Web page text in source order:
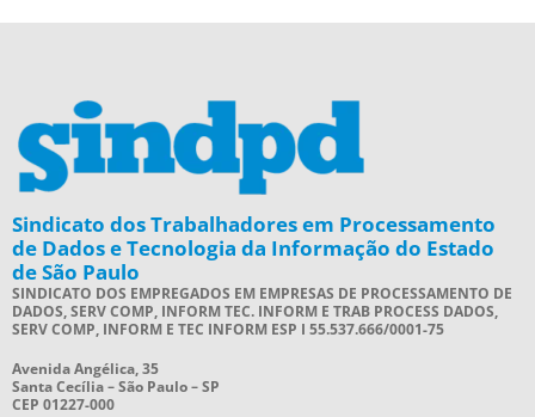
Sindicato dos Trabalhadores em Processamento
de Dados e Tecnologia da Informação do Estado
de São Paulo
SINDICATO DOS EMPREGADOS EM EMPRESAS DE PROCESSAMENTO DE
DADOS, SERV COMP, INFORM TEC. INFORM E TRAB PROCESS DADOS,
SERV COMP, INFORM E TEC INFORM ESP I 55.537.666/0001-75
Avenida Angélica, 35
Santa Cecília – São Paulo – SP
CEP 01227-000